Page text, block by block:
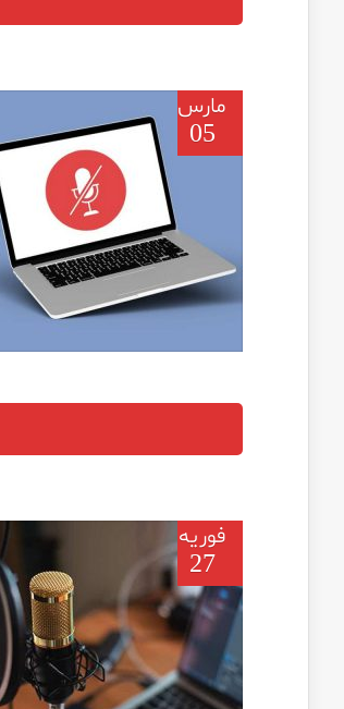
مارس
05
فوریه
27